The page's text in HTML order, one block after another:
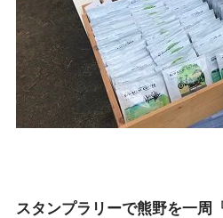
スタンプラリーで熊野を一周